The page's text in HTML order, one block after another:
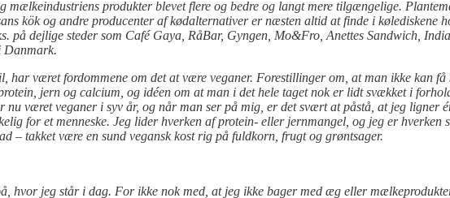
mælkeindustriens produkter blevet flere og bedre og langt mere tilgængelige.
kök og andre producenter af kødalternativer er næsten altid at finde i kølediskene
på dejlige steder som Café Gaya, RåBar, Gyngen, Mo&Fro, Anettes Sandwich,
Danmark.
har været fordommene om det at være veganer. Forestillinger om, at man ikke kan
jern og calcium, og idéen om at man i det hele taget nok er lidt svækket i
nu været veganer i syv år, og når man ser på mig, er det svært at påstå, at jeg ligner
for et menneske. Jeg lider hverken af protein- eller jernmangel, og jeg er
– takket være en sund vegansk kost rig på fuldkorn, frugt og grøntsager.
hvor jeg står i dag. For ikke nok med, at jeg ikke bager med æg eller